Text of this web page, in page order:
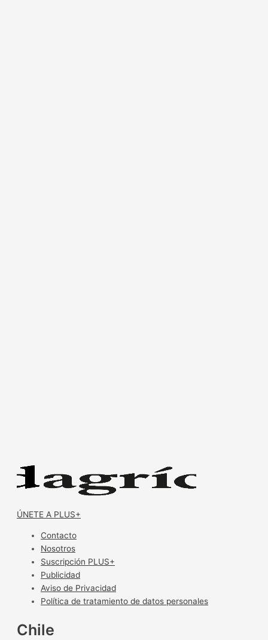
ÚNETE A PLUS+
Contacto
Nosotros
Suscripción PLUS+
Publicidad
Aviso de Privacidad
Política de tratamiento de datos personales
Chile